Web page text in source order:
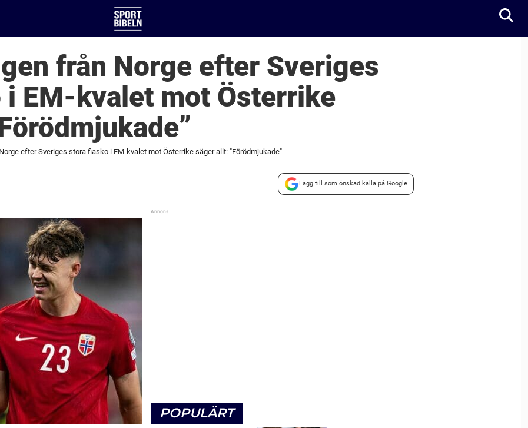
från Norge efter Sveriges
EM-kvalet mot Österrike
efter Sveriges stora fiasko i EM-kvalet mot Österrike säger allt: "Förödmjukade"
Lägg till som önskad källa på Google
POPULÄRT